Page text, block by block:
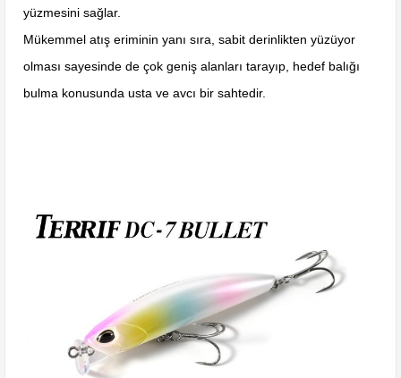
yüzmesini sağlar.
Mükemmel atış eriminin yanı sıra, sabit derinlikten yüzüyor
olması sayesinde de çok geniş alanları tarayıp, hedef balığı
bulma konusunda usta ve avcı bir sahtedir.